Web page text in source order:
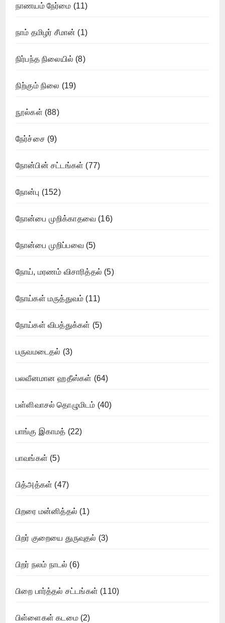
நாணயம் நேர்மை (11)
நாம் தமிழர் சீமான் (1)
நிர்பந்த நிலையில் (8)
நிற்கும் நிலை (19)
நூல்கள் (88)
நேர்ச்சை (9)
நோன்பின் சட்டங்கள் (77)
நோன்பு (152)
நோன்பை முறிக்காதவை (16)
நோன்பை முறிப்பவை(5)
நோய், மரணம் விசாரித்தல் (5)
நோய்கள் மருத்துவம் (11)
நோய்கள் விபத்துக்கள் (5)
பருவமடைதல் (3)
பலவீனமான ஹதீஸ்கள் (64)
பள்ளிவாசல் தொழுமிடம் (40)
பாங்கு இகாமத் (22)
பாவங்கள் (5)
பித்அத்கள் (47)
பிறரை மன்னித்தல் (1)
பிறர் குறையை துருவுதல் (3)
பிறர் நலம் நாடல் (6)
பிறை பார்த்தல் சட்டங்கள் (110)
பிள்ளைகள் கடமை(2)